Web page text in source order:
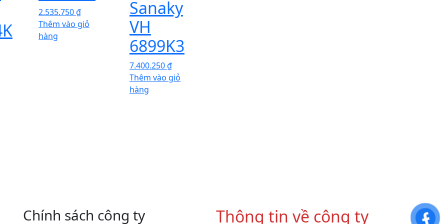
2.535.750₫
Thêm vào giỏ
hàng
Sanaky
VH
6899K3
7.400.250₫
Thêm vào giỏ
hàng
Chính sách công ty Thông tin về công ty